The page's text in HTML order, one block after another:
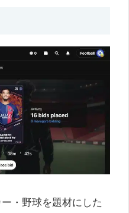
・野球を題材にした